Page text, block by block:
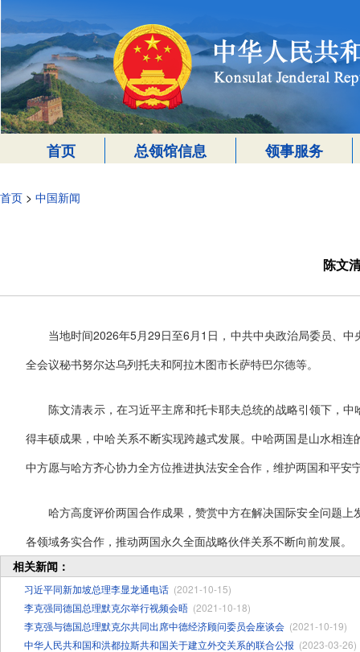
首页 总领馆信息 领事服务
首页 > 中国新闻
陈文
当地时间2026年5月29日至6月1日，中共中央政治局委员、
全会议秘书努尔达乌列托夫和阿拉木图市长萨特巴尔德等。
陈文清表示，在习近平主席和托卡耶夫总统的战略引领下，
得丰硕成果，中哈关系不断实现跨越式发展。中哈两国是山水相
中方愿与哈方齐心协力全方位推进执法安全合作，维护两国和平
哈方高度评价两国合作成果，赞赏中方在解决国际安全问题
各领域务实合作，推动两国永久全面战略伙伴关系不断向前发展。
相关新闻：
习近平同新加坡总理李显龙通电话 (2021-10-15)
李克强同德国总理默克尔举行视频会晤 (2021-10-18)
李克强与德国总理默克尔共同出席中德经济顾问委员会座谈会 (2021-10-19)
中华人民共和国和洪都拉斯共和国关于建立外交关系的联合公报 (2023-03-26)